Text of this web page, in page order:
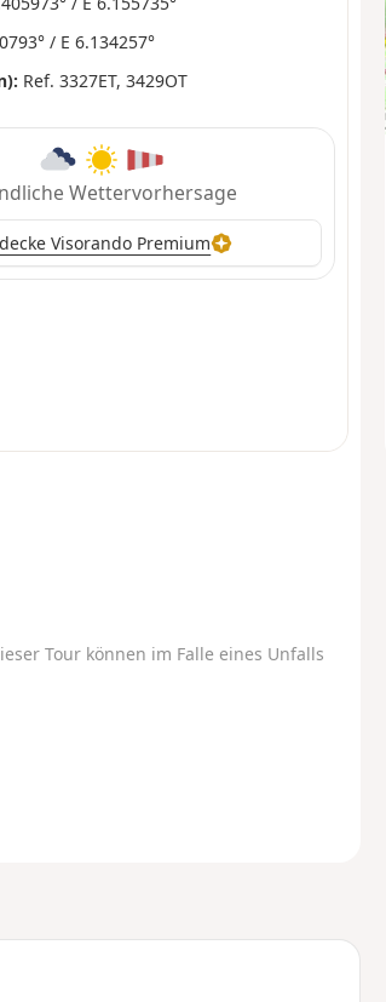
/ E 6.134257°
Ref. 3327ET, 3429OT
Wettervorhersage
Visorando Premium
Tour können im Falle eines Unfalls